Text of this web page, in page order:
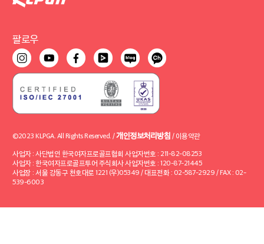
팔로우
©2023 KLPGA. All Rights Reserved. /개인정보처리방침 / 이용약관
사업자 : 사단법인 한국여자프로골프협회 사업자번호 : 211-82-08253
사업자 : 한국여자프로골프투어 주식회사 사업자번호 : 120-87-21445
사업장 : 서울 강동구 천호대로 1221 (우)05349 / 대표전화 : 02-587-2929 / FAX : 02-
539-6003